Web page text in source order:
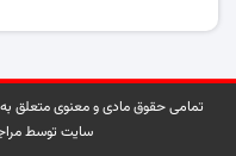
تمامی حقوق مادی و معنوی متعلق
سایت توسط